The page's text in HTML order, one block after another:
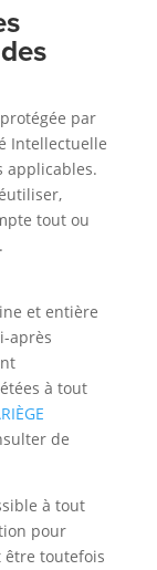
par
Intellectuelle
applicables.
tout ou
et entière
après
à tout
de
à tout
pour
être toutefois